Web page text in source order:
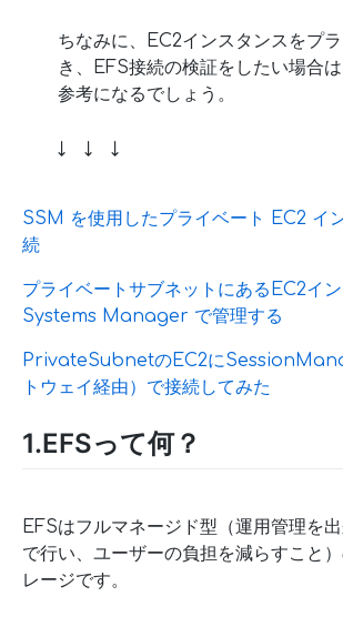
ちなみに、EC2インスタンスをプ
き、EFS接続の検証をしたい場合
参考になるでしょう。
↓ ↓ ↓
SSM を使用したプライベート EC2 イ
続
プライベートサブネットにあるEC2イ
Systems Manager で管理する
PrivateSubnetのEC2に
トウェイ経由）で接続してみた
1.EFSって何？
EFSはフルマネージド型（運用管理を
で行い、ユーザーの負担を減らすこと
レージです。